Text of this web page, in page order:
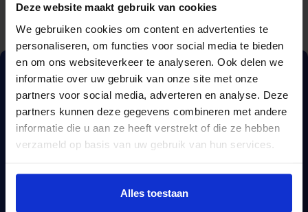
Deze website maakt gebruik van cookies
We gebruiken cookies om content en advertenties te
personaliseren, om functies voor social media te bieden
en om ons websiteverkeer te analyseren. Ook delen we
informatie over uw gebruik van onze site met onze
partners voor social media, adverteren en analyse. Deze
partners kunnen deze gegevens combineren met andere
informatie die u aan ze heeft verstrekt of die ze hebben
verzameld op basis van uw gebruik van hun services.
Alles toestaan